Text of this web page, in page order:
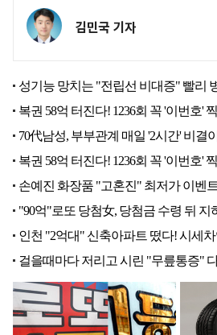
김민국 기자